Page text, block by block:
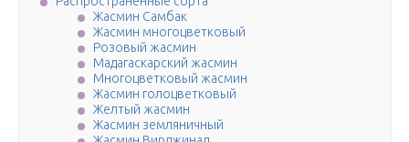
Жасмин Самбак
Жасмин многоцветковый
Розовый жасмин
Мадагаскарский жасмин
Многоцветковый жасмин
Жасмин голоцветковый
Желтый жасмин
Жасмин земляничный